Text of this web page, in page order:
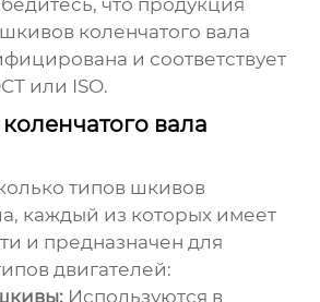
что продукция
коленчатого вала
и соответствует
или ISO.
вала
типов шкивов
каждый из которых имеет
и предназначен для
двигателей:
Используются в